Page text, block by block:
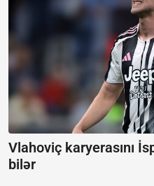
Vlahoviç karyerasını
bilər